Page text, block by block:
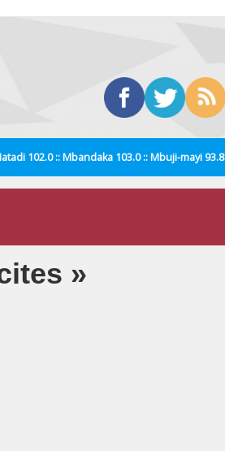
102.0 :: Mbandaka 103.0 :: Mbuji-mayi 93.8
»